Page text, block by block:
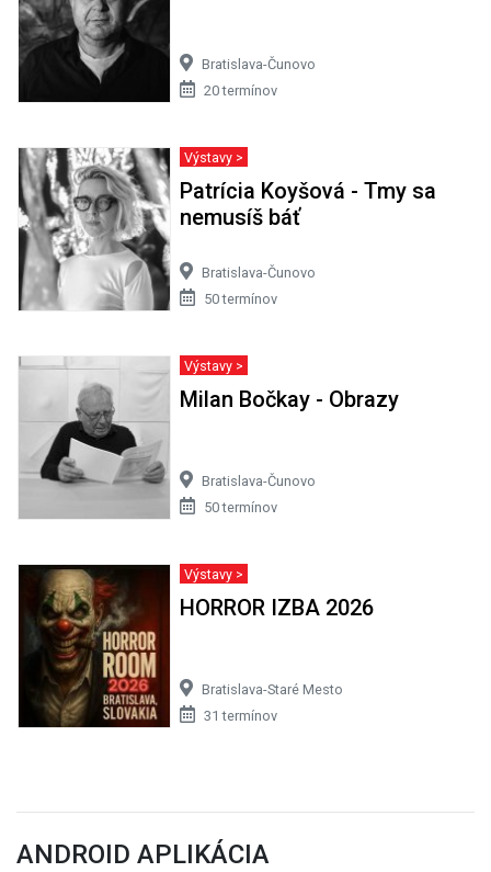
Bratislava-Čunovo
20 termínov
Výstavy >
Patrícia Koyšová - Tmy sa
nemusíš báť
Bratislava-Čunovo
50 termínov
Výstavy >
Milan Bočkay - Obrazy
Bratislava-Čunovo
50 termínov
Výstavy >
HORROR IZBA 2026
Bratislava-Staré Mesto
31 termínov
ANDROID APLIKÁCIA